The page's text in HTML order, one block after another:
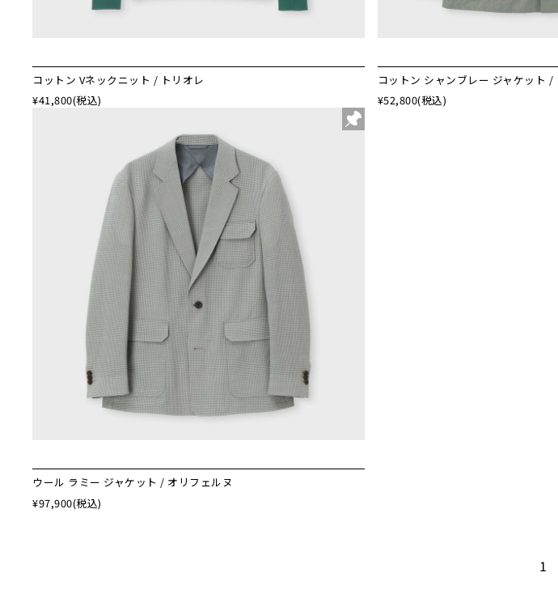
コットン Vネックニット / トリオレ
¥41,800(税込)
コットン シャンブレー ジャケット /
¥52,800(税込)
ウール ラミー ジャケット / オリフェルヌ
¥97,900(税込)
1